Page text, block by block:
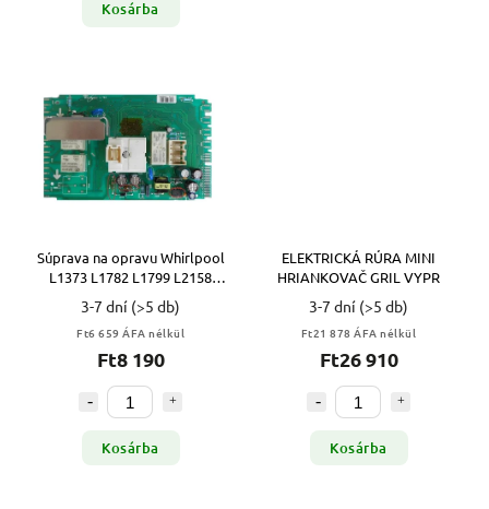
Kosárba
Súprava na opravu Whirlpool
L1373 L1782 L1799 L2158
VYPR
3-7 dní (>5 db)
Ft6 659 ÁFA nélkül
Ft8 190
Kosárba
ELEKTRICKÁ RÚRA MINI
HRIANKOVAČ GRIL VYPR
3-7 dní (>5 db)
Ft21 878 ÁFA nélkül
Ft26 910
Kosárba